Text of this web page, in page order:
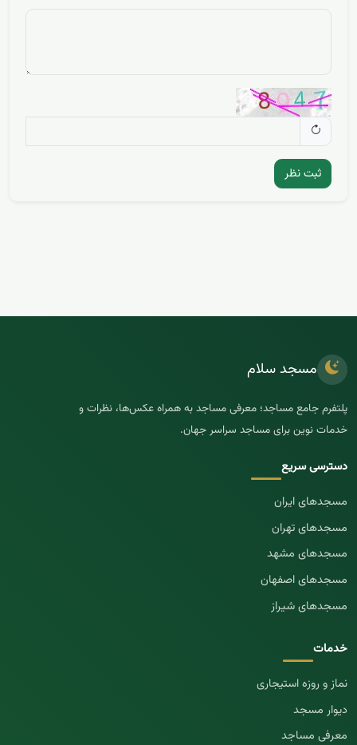
ثبت نظر
مسجد سلام
پلتفرم جامع مساجد؛ معرفی مساجد به همراه عکس‌ها، نظرات و
خدمات نوین برای مساجد سراسر جهان.
دسترسی سریع
مسجد‌های ایران
مسجد‌های تهران
مسجد‌های مشهد
مسجد‌های اصفهان
مسجد‌های شیراز
خدمات
نماز و روزه استیجاری
دیوار مسجد
معرفی مساجد